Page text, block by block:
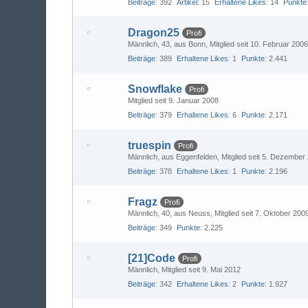
Beiträge 392 Artikel 15 Erhaltene Likes 14 Punkte
Dragon25
Profi
Männlich 43 aus Bonn Mitglied seit 10. Februar 2006
Beiträge 389 Erhaltene Likes 1 Punkte 2.441
Snowflake
Profi
Mitglied seit 9. Januar 2008
Beiträge 379 Erhaltene Likes 6 Punkte 2.171
truespin
Profi
Männlich aus Eggenfelden Mitglied seit 5. Dezember
Beiträge 378 Erhaltene Likes 1 Punkte 2.196
Fragz
Profi
Männlich 40 aus Neuss
Mitglied seit 7. Oktober
Beiträge 349 Punkte 2.225
[21]Code
Profi
Männlich Mitglied seit 9. Mai 2012
Beiträge 342 Erhaltene Likes 2 Punkte 1.927